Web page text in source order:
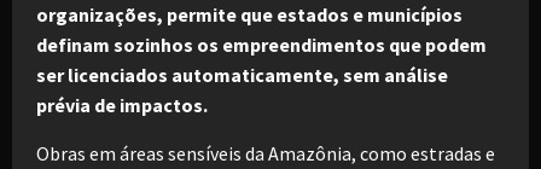
organizações, permite que estados e municípios
definam sozinhos os empreendimentos que podem
ser licenciados automaticamente, sem análise
prévia de impactos.
Obras em áreas sensíveis da Amazônia, como estradas e